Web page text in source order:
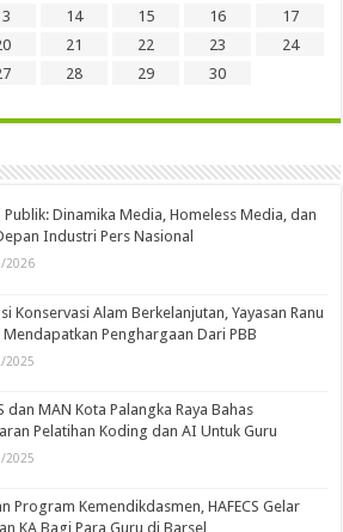
14 15 16
17
21 22 23
24
28 29
30
Publik: Dinamika Media, Homeless Media, dan
Industri Pers Nasional
2026
Konservasi Alam Berkelanjutan, Yayasan Ranu
Mendapatkan Penghargaan Dari PBB
2025
dan MAN Kota Palangka Raya Bahas
Pelatihan Koding dan AI Untuk Guru
2025
Program Kemendikdasmen, HAFECS Gelar
KA Bagi Para Guru di Barsel